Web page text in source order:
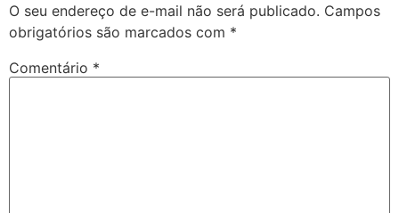
O seu endereço de e-mail não será publicado. Campos
obrigatórios são marcados com *
Comentário *